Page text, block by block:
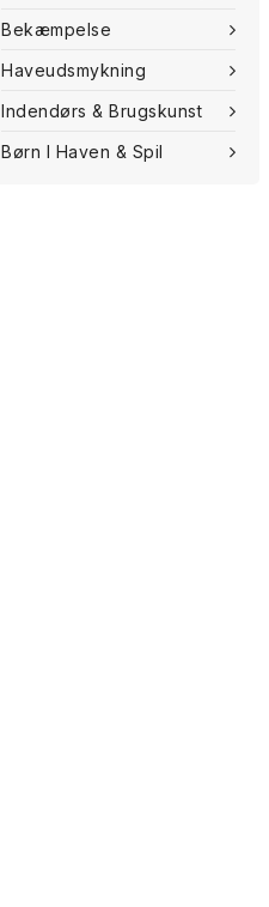
Bekæmpelse
Haveudsmykning
Indendørs & Brugskunst
Børn I Haven & Spil